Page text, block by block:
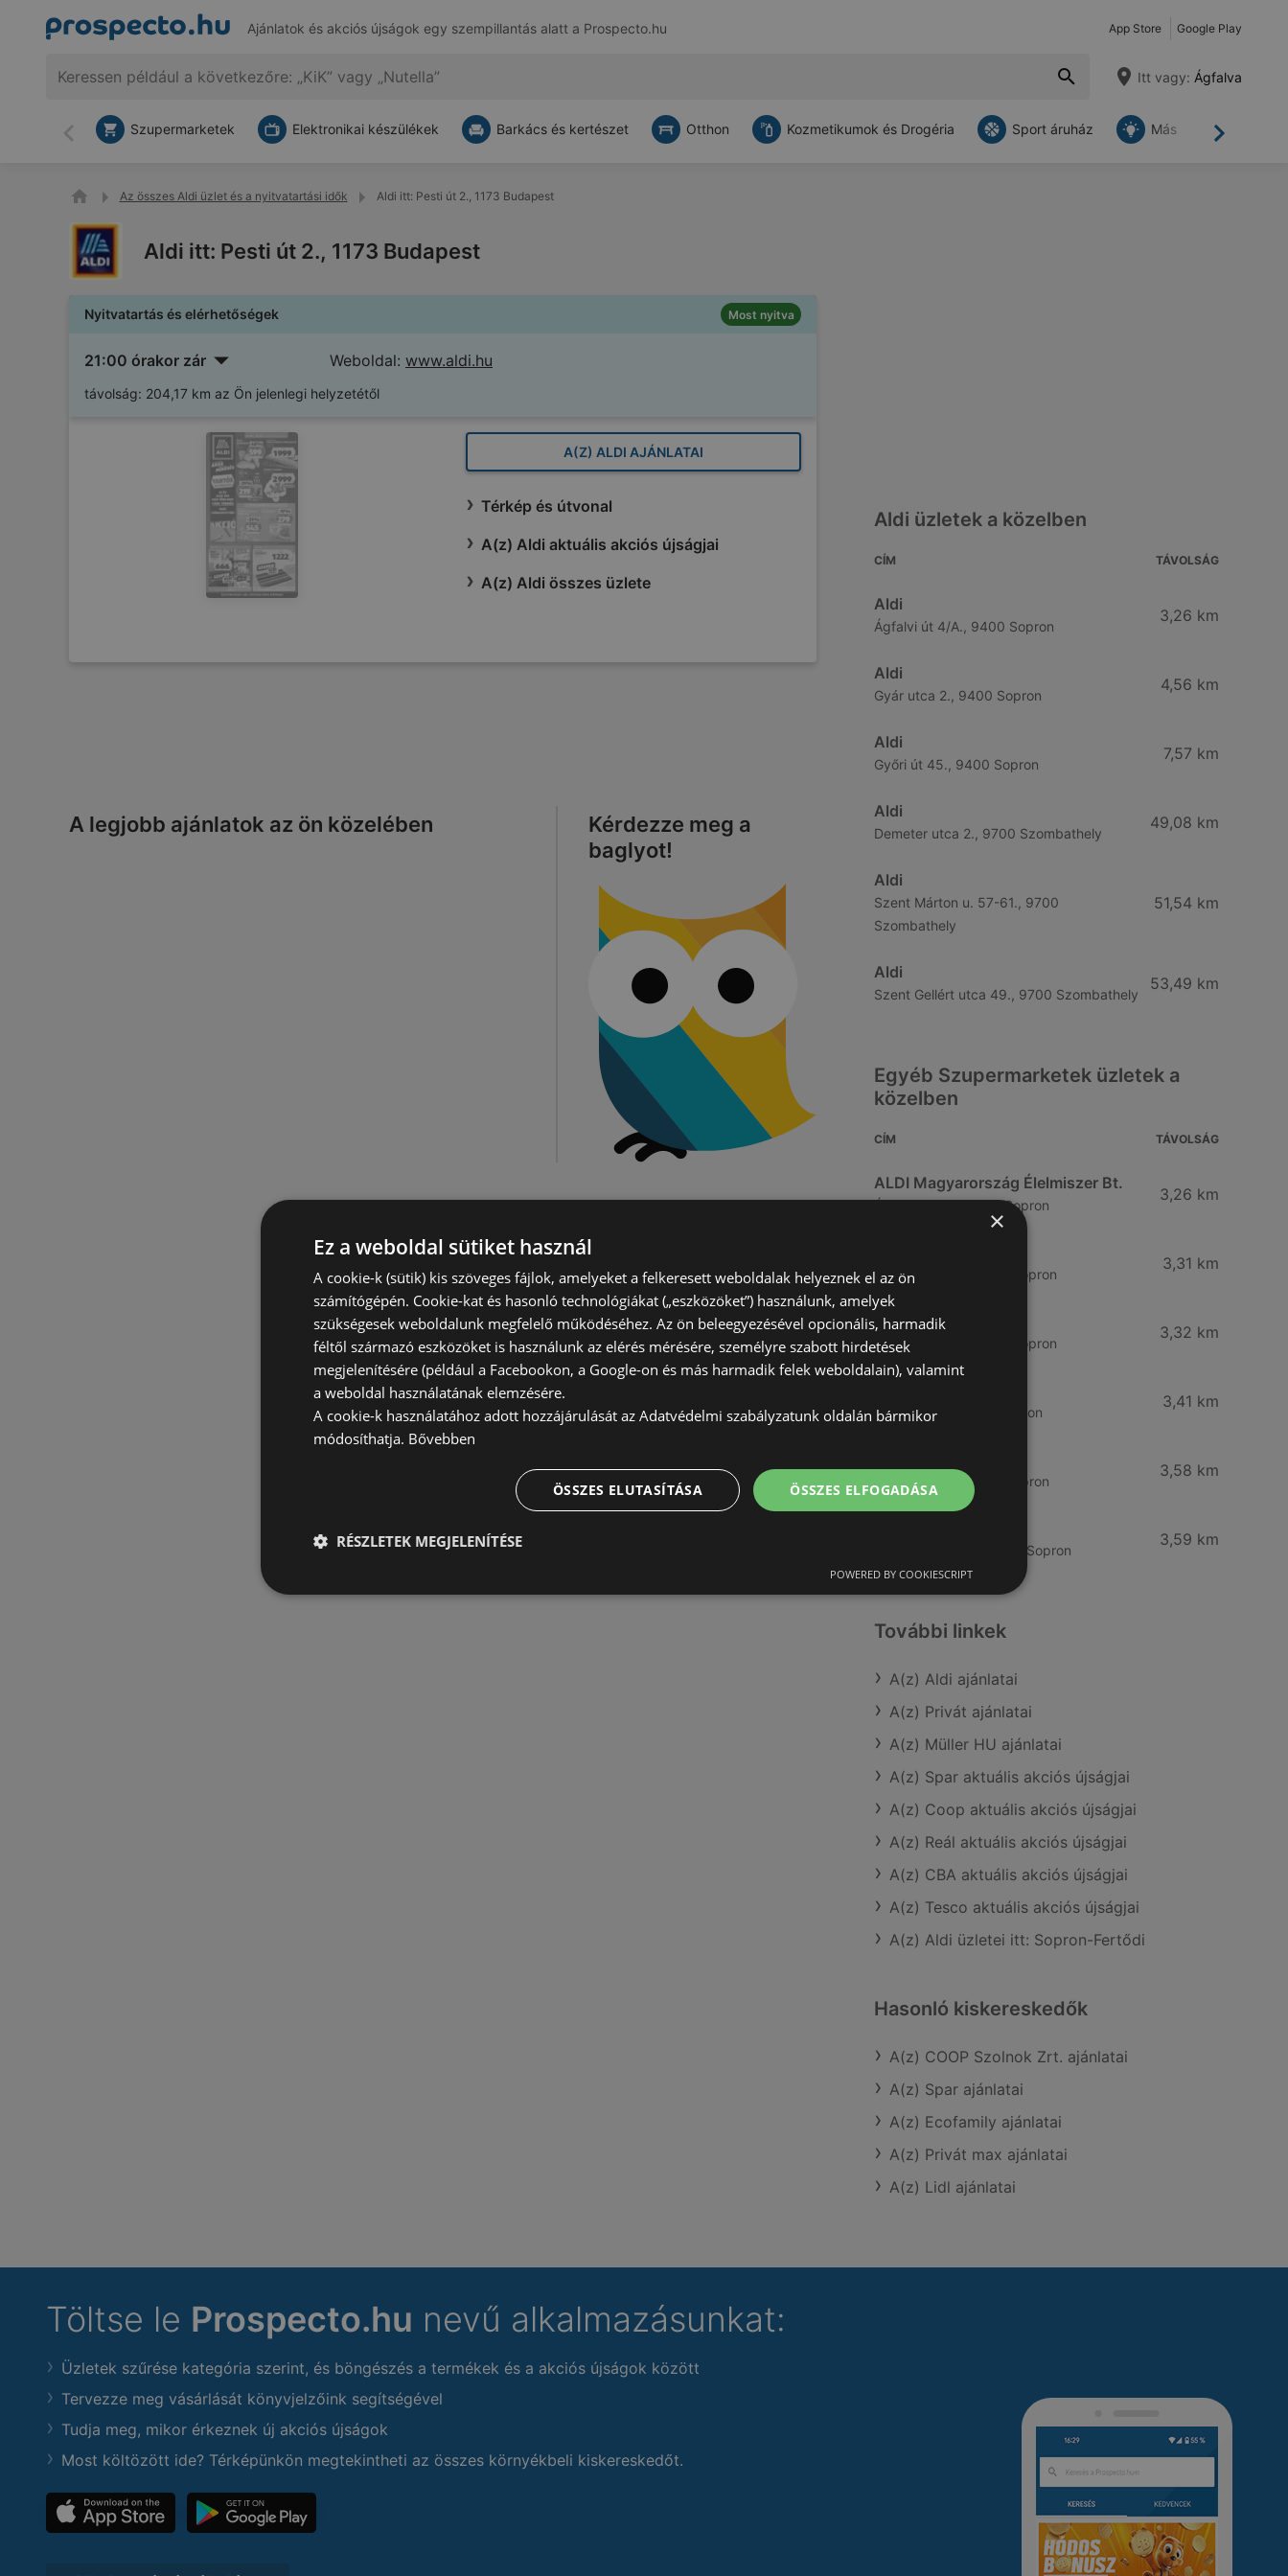
Ajánlatok és akciós újságok egy szempillantás alatt a Prospecto.hu App Store Google Play
Itt vagy: Ágfalva
Vissza Tovább
Szupermarketek Elektronikai készülékek Barkács és kertészet Otthon Kozmetikumok és Drogéria Sport áruház Más
Az összes Aldi üzlet és a nyitvatartási idők Aldi itt: Pesti út 2., 1173 Budapest
Aldi itt: Pesti út 2., 1173 Budapest
Nyitvatartás és elérhetőségek Most nyitva
21:00 órakor zár Weboldal: www.aldi.hu
távolság: 204,17 km az Ön jelenlegi helyzetétől
A(Z) ALDI AJÁNLATAI
Térkép és útvonal
A(z) Aldi aktuális akciós újságjai
A(z) Aldi összes üzlete
A legjobb ajánlatok az ön közelében
Kérdezze meg a
baglyot!
Aldi üzletek a közelben
CÍM TÁVOLSÁG
Aldi
Ágfalvi út 4/A., 9400 Sopron
3,26 km
Aldi
Gyár utca 2., 9400 Sopron
4,56 km
Aldi
Győri út 45., 9400 Sopron
7,57 km
Aldi
Demeter utca 2., 9700 Szombathely
49,08 km
Aldi
Szent Márton u. 57-61., 9700
Szombathely
51,54 km
Aldi
Szent Gellért utca 49., 9700 Szombathely
53,49 km
Egyéb Szupermarketek üzletek a
közelben
CÍM TÁVOLSÁG
ALDI Magyarország Élelmiszer Bt.
Ágfalvi út 4/a, 9400 Sopron
3,26 km
Somfalvi u. 14., 9400 Sopron
3,31 km
Reál
Besenyő u. 16., 9400 Sopron
3,32 km
Ibolya út 15., 9400 Sopron
3,41 km
Bánfalvi u. 14, 9400 Sopron
3,58 km
Bánfalvi út 12. 12, 9400 Sopron
3,59 km
További linkek
A(z) Aldi ajánlatai
A(z) Privát ajánlatai
A(z) Müller HU ajánlatai
A(z) Spar aktuális akciós újságjai
A(z) Coop aktuális akciós újságjai
A(z) Reál aktuális akciós újságjai
A(z) CBA aktuális akciós újságjai
A(z) Tesco aktuális akciós újságjai
A(z) Aldi üzletei itt: Sopron-Fertődi
Hasonló kiskereskedők
A(z) COOP Szolnok Zrt. ajánlatai
A(z) Spar ajánlatai
A(z) Ecofamily ajánlatai
A(z) Privát max ajánlatai
A(z) Lidl ajánlatai
Töltse le Prospecto.hu nevű alkalmazásunkat:
Üzletek szűrése kategória szerint, és böngészés a termékek és a akciós újságok között
Tervezze meg vásárlását könyvjelzőink segítségével
Tudja meg, mikor érkeznek új akciós újságok
Most költözött ide? Térképünkön megtekintheti az összes környékbeli kiskereskedőt.
×
Ez a weboldal sütiket használ
A cookie-k (sütik) kis szöveges fájlok, amelyeket a felkeresett weboldalak helyeznek el az ön
számítógépén. Cookie-kat és hasonló technológiákat („eszközöket”) használunk, amelyek
szükségesek weboldalunk megfelelő működéséhez. Az ön beleegyezésével opcionális, harmadik
féltől származó eszközöket is használunk az elérés mérésére, személyre szabott hirdetések
megjelenítésére (például a Facebookon, a Google-on és más harmadik felek weboldalain), valamint
a weboldal használatának elemzésére.
A cookie-k használatához adott hozzájárulását az Adatvédelmi szabályzatunk oldalán bármikor
módosíthatja. Bővebben
ÖSSZES ELFOGADÁSA
ÖSSZES ELUTASÍTÁSA
RÉSZLETEK MEGJELENÍTÉSE
POWERED BY COOKIESCRIPT